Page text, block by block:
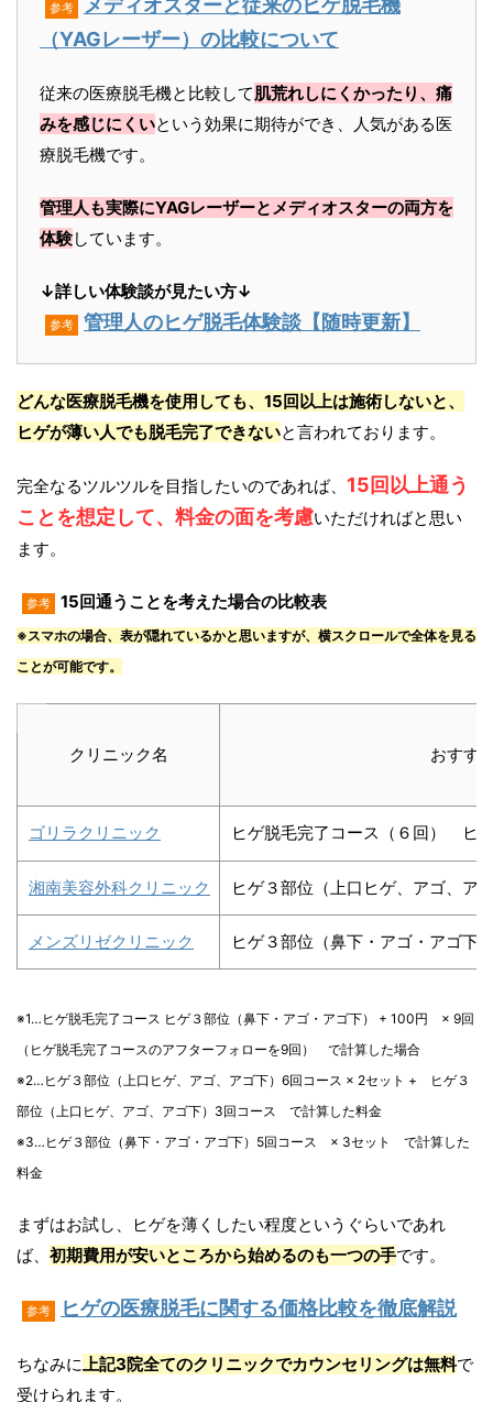
参考
メディオスターと従来のヒゲ脱毛機
（YAGレーザー）の比較について
従来の医療脱毛機と比較して肌荒れしにくかったり、痛
みを感じにくいという効果に期待ができ、人気がある医
療脱毛機です。
管理人も実際にYAGレーザーとメディオスターの両方を
体験しています。
↓詳しい体験談が見たい方↓
参考 管理人のヒゲ脱毛体験談【随時更新】
どんな医療脱毛機を使用しても、15回以上は施術しないと、
ヒゲが薄い人でも脱毛完了できないと言われております。
完全なるツルツルを目指したいのであれば、 15回以上通う
ことを想定して、料金の面を考慮いただければと思い
ます。
参考 15回通うことを考えた場合の比較表
※スマホの場合、表が隠れているかと思いますが、横スクロールで全体を見る
ことが可能です。
クリニック名 おすす
ゴリラクリニック ヒゲ脱毛完了コース（６回） ヒ
湘南美容外科クリニック ヒゲ３部位（上口ヒゲ、アゴ、ア
メンズリゼクリニック ヒゲ３部位（鼻下・アゴ・アゴ下
※1…ヒゲ脱毛完了コース ヒゲ３部位（鼻下・アゴ・アゴ下） + 100円 × 9回
（ヒゲ脱毛完了コースのアフターフォローを9回） で計算した場合
※2…ヒゲ３部位（上口ヒゲ、アゴ、アゴ下）6回コース × 2セット + ヒゲ３
部位（上口ヒゲ、アゴ、アゴ下）3回コース で計算した料金
※3…ヒゲ３部位（鼻下・アゴ・アゴ下）5回コース × 3セット で計算した
料金
まずはお試し、ヒゲを薄くしたい程度というぐらいであれ
ば、 初期費用が安いところから始めるのも一つの手です。
参考 ヒゲの医療脱毛に関する価格比較を徹底解説
ちなみに上記3院全てのクリニックでカウンセリングは無料で
受けられます。